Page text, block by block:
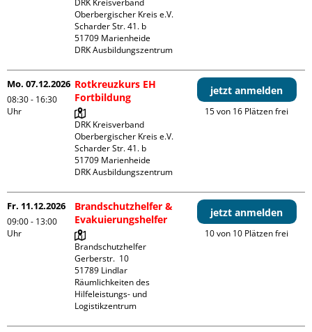
DRK Kreisverband
Oberbergischer Kreis e.V.
Scharder Str. 41. b
51709 Marienheide
DRK Ausbildungszentrum
Mo. 07.12.2026
08:30 - 16:30
Uhr
Rotkreuzkurs EH
Fortbildung
DRK Kreisverband
Oberbergischer Kreis e.V.
Scharder Str. 41. b
51709 Marienheide
DRK Ausbildungszentrum
jetzt anmelden
15 von 16 Plätzen frei
Fr. 11.12.2026
09:00 - 13:00
Uhr
Brandschutzhelfer &
Evakuierungshelfer
Brandschutzhelfer
Gerberstr.  10
51789 Lindlar
Räumlichkeiten des
Hilfeleistungs- und
Logistikzentrum
jetzt anmelden
10 von 10 Plätzen frei